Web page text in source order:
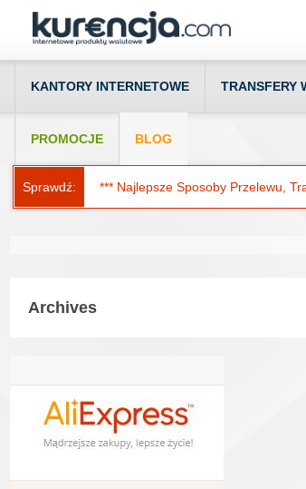
KANTORY INTERNETOWE TRANSFERY
PROMOCJE BLOG
Sprawdź: *** Najlepsze Sposoby Przelewu,
Archives